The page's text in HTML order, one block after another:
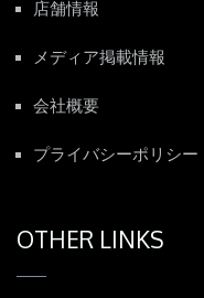
店舗情報
メディア掲載情報
会社概要
プライバシーポリシー
OTHER LINKS